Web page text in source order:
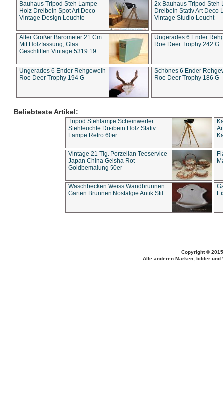
Bauhaus Tripod Steh Lampe
Holz Dreibein Spot Art Deco
Vintage Design Leuchte
2x Bauhaus Tripod Steh
Dreibein Stativ Art Deco
Vintage Studio Leucht
Alter Großer Barometer 21 Cm
Mit Holzfassung, Glas
Geschliffen Vintage 5319 19
Ungerades 6 Ender
Roe Deer Trophy 242 G
Ungerades 6 Ender Rehgeweih
Roe Deer Trophy 194 G
Schönes 6 Ender
Roe Deer Trophy 186 G
Beliebteste Artikel:
Tripod Stehlampe Scheinwerfer
Stehleuchte Dreibein Holz Stativ
Lampe Retro 60er
Vintage 21 Tlg. Porzellan Teeservice
Japan China Geisha Rot
Goldbemalung 50er
Waschbecken Weiss Wandbrunnen
Garten Brunnen Nostalgie Antik Stil
Copyright ©
Alle anderen Marken, bilder und